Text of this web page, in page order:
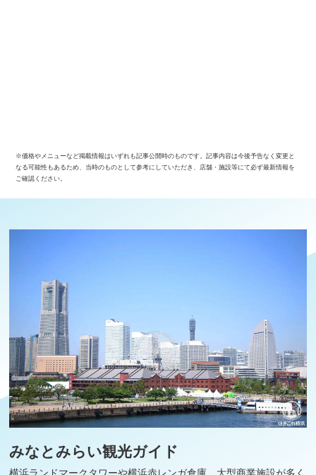
※価格やメニューなど掲載情報はいずれも記事公開時のものです。記事内容は今後予告なく変更と
なる可能性もあるため、当時のものとして参考にしていただき、店舗・施設等にて必ず最新情報を
ご確認ください。
みなとみらい観光ガイド